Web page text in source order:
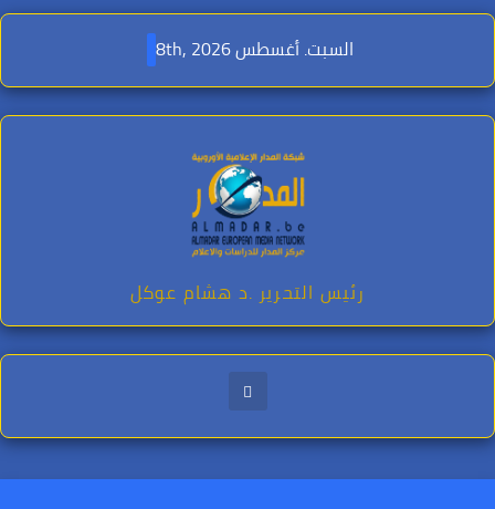
Skip
content
السبت. أغسطس 8th, 2026
رئيس التحرير .د هشام عوكل